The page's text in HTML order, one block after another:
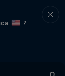
?